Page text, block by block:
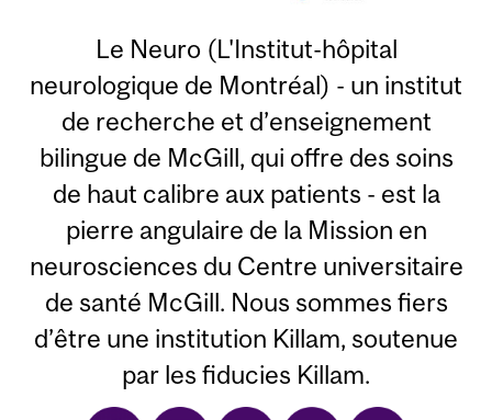
Le Neuro (L'Institut-hôpital
neurologique de Montréal) - un institut
de recherche et d’enseignement
bilingue de McGill, qui offre des soins
de haut calibre aux patients - est la
pierre angulaire de la Mission en
neurosciences du Centre universitaire
de santé McGill. Nous sommes fiers
d’être une institution Killam, soutenue
par les fiducies Killam.